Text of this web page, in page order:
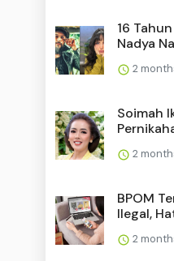
16
Nadya
2
Soimah
2
BPOM
Ilegal,
2